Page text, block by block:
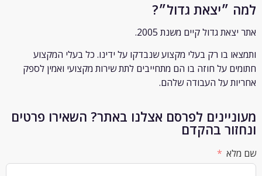
גדול״?
גדול קיים משנת 2005.
בו רקבעלי מקצוע שנבדקו על ידינו. כל בעלי המקצוע
על חוזה בו הם מתחייבים לתת שירות מקצועי ואמין לספק
על העבודה שלהם.
לפרסם אצלנו באתר? השאירו פרטים
בהקדם